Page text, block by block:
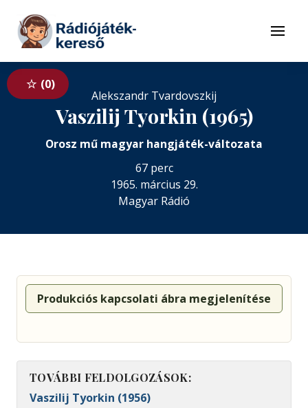
Tovább a tartalomhoz
Menü
0
Alekszandr Tvardovszkij
Vaszilij Tyorkin (1965)
Orosz mű magyar hangjáték-változata
67 perc
1965. március 29.
Magyar Rádió
Produkciós kapcsolati ábra megjelenítése
TOVÁBBI FELDOLGOZÁSOK:
Vaszilij Tyorkin (1956)